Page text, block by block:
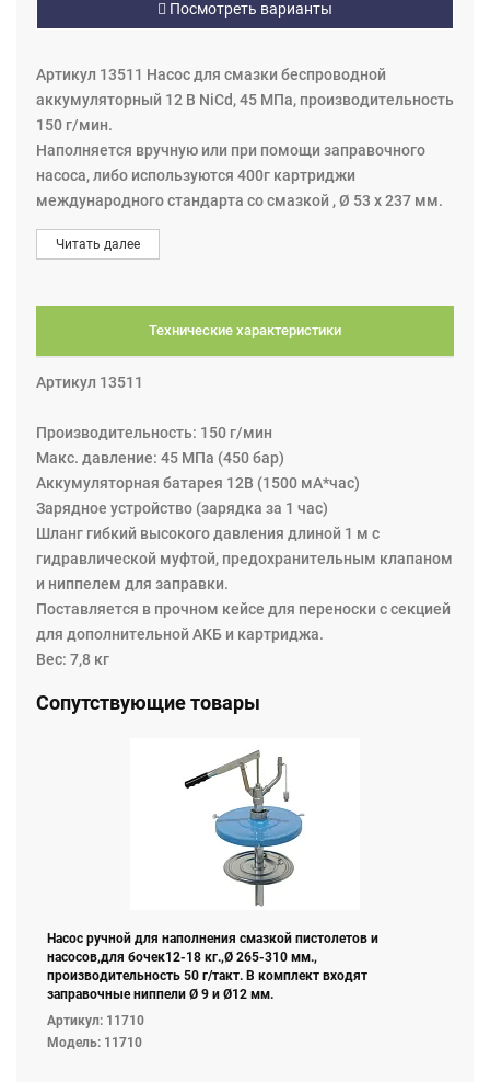
Посмотреть варианты
Артикул 13511 Насос для смазки беспроводной
аккумуляторный 12 В NiCd, 45 МПа, производительность
150 г/мин.
Наполняется вручную или при помощи заправочного
насоса, либо используются 400г картриджи
международного стандарта со смазкой , Ø 53 х 237 мм.
Maкс. давление до 45 МПа (450 бар),
производительность 150 г/мин. Поставляется с
час), гибким шлангом высокого давления длиной 1 м с
и ниппелем для заправки. Поставляется в прочном
и картриджа.
Читать далее
Технические характеристики
Артикул 13511
Производительность: 150 г/мин
Макс. давление: 45 МПа (450 бар)
Аккумуляторная батарея 12В (1500 мА*час)
Зарядное устройство (зарядка за 1 час)
Шланг гибкий высокого давления длиной 1 м с
гидравлической муфтой, предохранительным клапаном
и ниппелем для заправки.
Поставляется в прочном кейсе для переноски с секцией
для дополнительной АКБ и картриджа.
Вес: 7,8 кг
Сопутствующие товары
Насос ручной для наполнения смазкой пистолетов и
насосов,для бочек12-18 кг.,Ø 265-310 мм.,
производительность 50 г/такт. В комплект входят
заправочные ниппели Ø 9 и Ø12 мм.
Артикул: 11710
Модель: 11710